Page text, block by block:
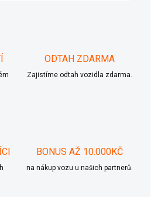
ODTAH ZDARMA
Zajistíme odtah vozidla zdarma.
BONUS AŽ 10.000KČ
na nákup vozu u našich partnerů.